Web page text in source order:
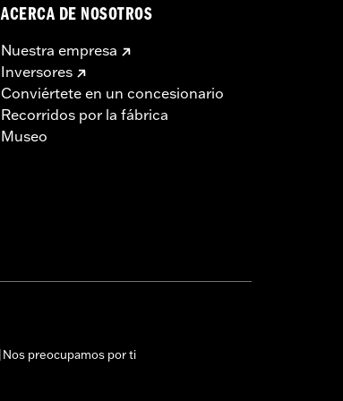
ACERCA DE NOSOTROS
Nuestra empresa
Inversores
Conviértete en un concesionario
Recorridos por la fábrica
Museo
Nos preocupamos por ti